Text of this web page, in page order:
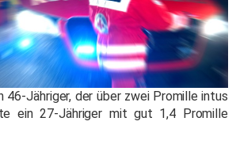
46-Jähriger, der über zwei Promille intus
ein 27-Jähriger mit gut 1,4 Promille